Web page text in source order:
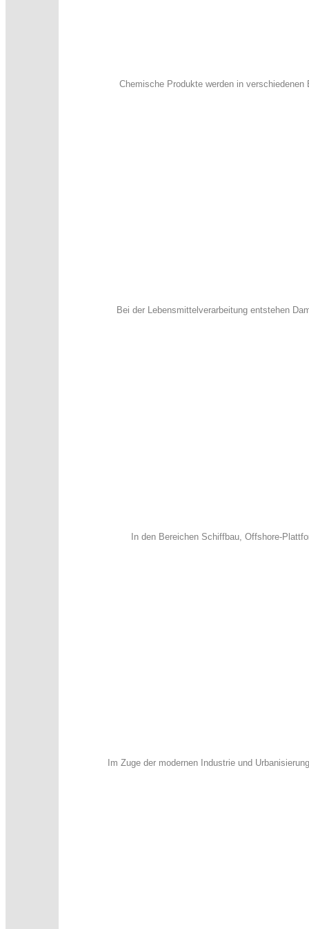
Chemische Produkte werden in
Bei der Lebensmittelverarbeitung entstehen
In den Bereichen Schiffbau, Offshore-
Im Zuge der modernen Industrie und